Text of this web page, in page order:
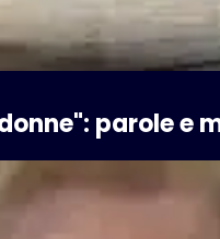
parole e